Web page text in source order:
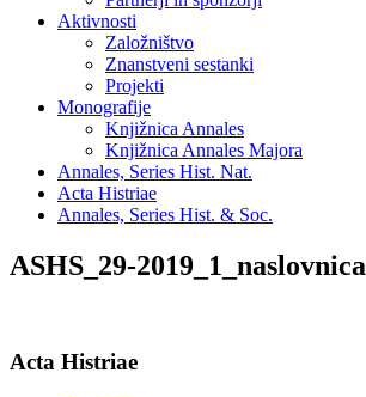
Aktivnosti
Založništvo
Znanstveni sestanki
Projekti
Monografije
Knjižnica Annales
Knjižnica Annales Majora
Annales, Series Hist. Nat.
Acta Histriae
Annales, Series Hist. & Soc.
ASHS_29-2019_1_naslovnica
Acta Histriae